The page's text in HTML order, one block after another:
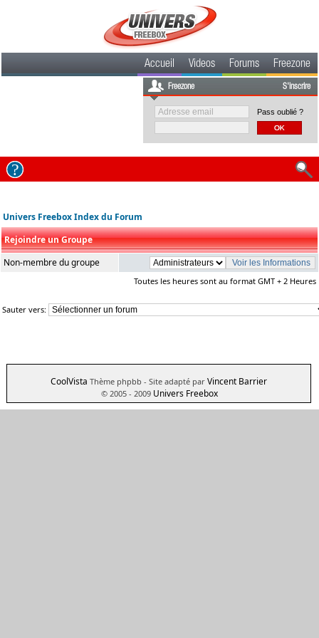
Accueil Videos Forums Freezone
Freezone S'inscrire
Pass oublié ?
Univers Freebox Index du Forum
Rejoindre un Groupe
Non-membre du groupe
Toutes les heures sont au format GMT + 2 Heures
Sauter vers:
CoolVista Thème phpbb - Site adapté par Vincent Barrier
© 2005 - 2009 Univers Freebox